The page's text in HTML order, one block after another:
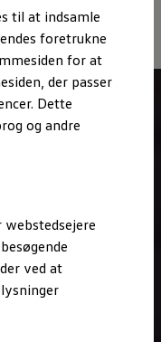
til at indsamle
foretrukne
for at
der passer
Dette
og andre
ved at